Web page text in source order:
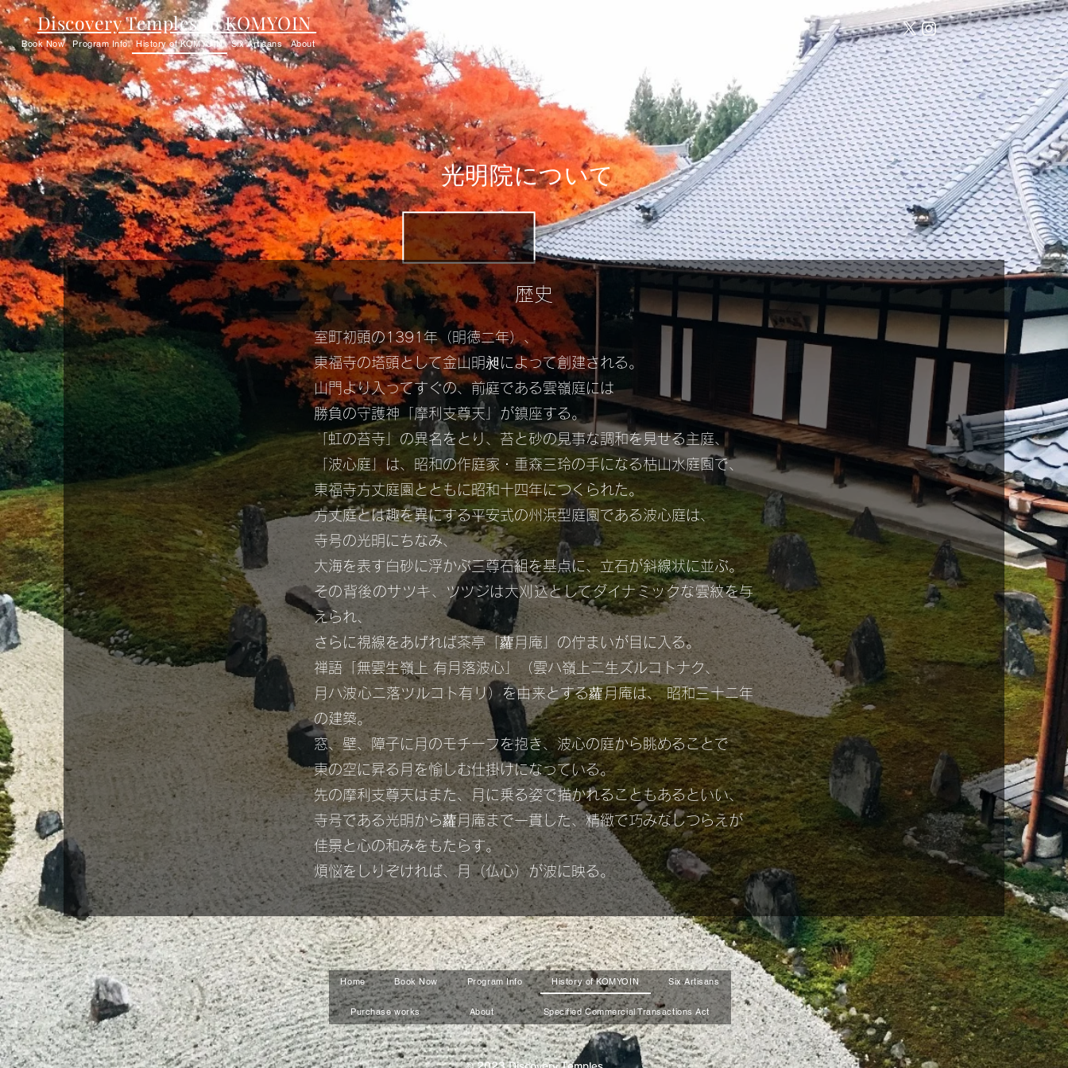
Discovery Temples in KOMYOIN
Book Now Program Info History of KOMYOIN Six Artisans About
光明院について
歴史
室町初頭の1391年（明徳二年）、
東福寺の塔頭として金山明昶によって創建される。
山門より入ってすぐの、前庭である雲嶺庭には
勝負の守護神「摩利支尊天」が鎮座する。
「虹の苔寺」の異名をとり、苔と砂の見事な調和を見せる主庭、
「波心庭」は、昭和の作庭家・重森三玲の手になる枯山水庭園で、
東福寺方丈庭園とともに昭和十四年につくられた。
方丈庭とは趣を異にする平安式の州浜型庭園である波心庭は、
寺号の光明にちなみ、
大海を表す白砂に浮かぶ三尊石組を基点に、立石が斜線状に並ぶ。
その背後のサツキ、ツツジは大刈込としてダイナミックな雲紋を与
えられ、
さらに視線をあげれば茶亭「蘿月庵」の佇まいが目に入る。
禅語「無雲生嶺上 有月落波心」（雲ハ嶺上ニ生ズルコトナク、
月ハ波心ニ落ツルコト有リ）を由来とする蘿月庵は、 昭和三十ニ年
の建築。
窓、壁、障子に月のモチーフを抱き、波心の庭から眺めることで
東の空に昇る月を愉しむ仕掛けになっている。
先の摩利支尊天はまた、月に乗る姿で描かれることもあるといい、
寺号である光明から蘿月庵まで一貫した、精緻で巧みなしつらえが
佳景と心の和みをもたらす。
煩悩をしりぞければ、月（仏心）が波に映る。
Home Book Now Program Info History of KOMYOIN Six Artisans
Purchase works About Specified Commercial Transactions Act